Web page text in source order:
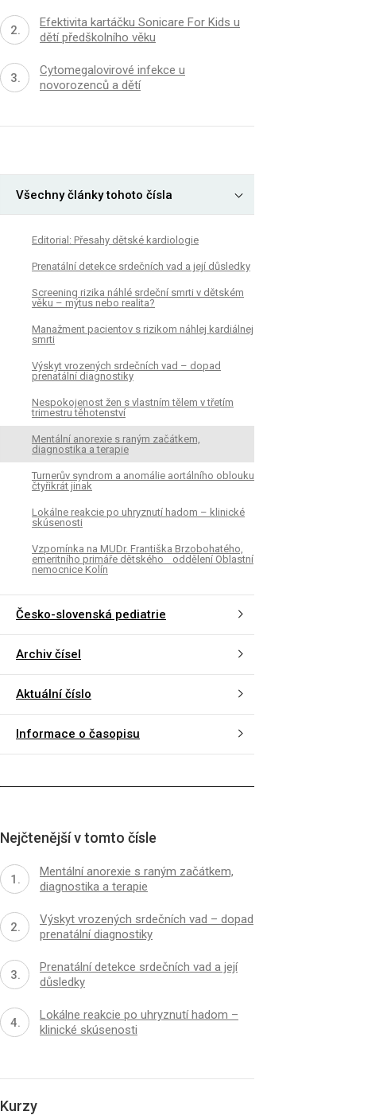
Efektivita kartáčku Sonicare For Kids u
dětí předškolního věku
Cytomegalovirové infekce u
novorozenců a dětí
Všechny články tohoto čísla
Editorial: Přesahy dětské kardiologie
Prenatální detekce srdečních vad a její důsledky
Screening rizika náhlé srdeční smrti v dětském
věku – mýtus nebo realita?
Manažment pacientov s rizikom náhlej kardiálnej
smrti
Výskyt vrozených srdečních vad – dopad
prenatální diagnostiky
Nespokojenost žen s vlastním tělem v třetím
trimestru těhotenství
Mentální anorexie s raným začátkem,
diagnostika a terapie
Turnerův syndrom a anomálie aortálního oblouku
čtyřikrát jinak
Lokálne reakcie po uhryznutí hadom – klinické
skúsenosti
Vzpomínka na MUDr. Františka Brzobohatého,
emeritního primáře dětského oddělení Oblastní
nemocnice Kolín
Česko-slovenská pediatrie
Archiv čísel
Aktuální číslo
Informace o časopisu
Nejčtenější v tomto čísle
Mentální anorexie s raným začátkem,
diagnostika a terapie
Výskyt vrozených srdečních vad – dopad
prenatální diagnostiky
Prenatální detekce srdečních vad a její
důsledky
Lokálne reakcie po uhryznutí hadom –
klinické skúsenosti
Kurzy